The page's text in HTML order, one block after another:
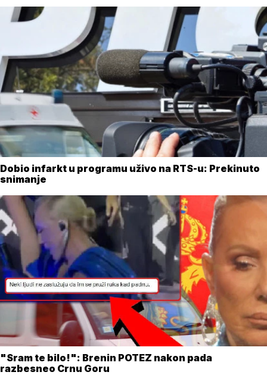
Dobio infarkt u programu uživo na RTS-u: Prekinuto
snimanje
"Sram te bilo!": Brenin POTEZ nakon pada
razbesneo Crnu Goru